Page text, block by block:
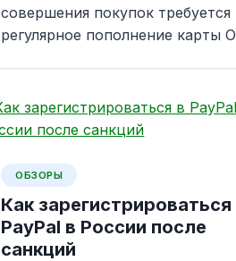
совершения покупок требуется
регулярное пополнение карты
ОБЗОРЫ
Как зарегистрироваться
PayPal в России после
санкций